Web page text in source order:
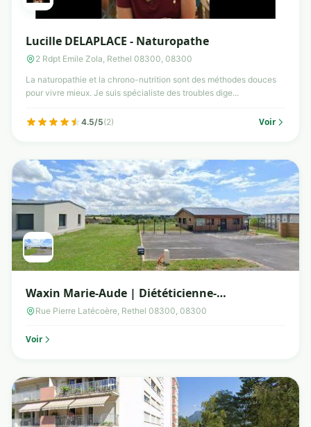
Lucille DELAPLACE - Naturopathe
2 Rdpt Emile Zola, Rethel 08300, 08300
La naturopathie et la chrono-nutrition sont des méthodes douces
pour vivre mieux. Je suis spécialiste des troubles dige...
4.5/5(2) Voir
Waxin Marie-Aude | Diététicienne-
nutritionniste
Rue Pierre Latécoère, Rethel 08300, 08300
Voir